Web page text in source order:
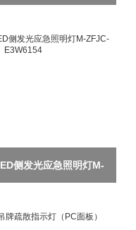
侧发光应急照明灯M-